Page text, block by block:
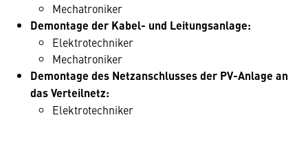
Mechatroniker
Demontage der Kabel- und Leitungsanlage:
Elektrotechniker
Mechatroniker
Demontage des Netzanschlusses der PV-Anlage an
das Verteilnetz:
Elektrotechniker